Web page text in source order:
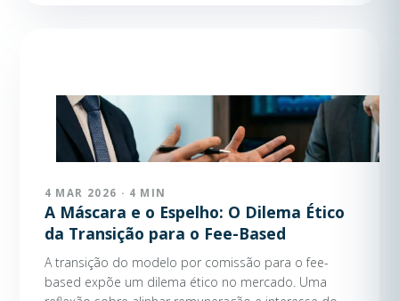
4 MAR 2026 · 4 MIN
A Máscara e o Espelho: O Dilema Ético
da Transição para o Fee-Based
A transição do modelo por comissão para o fee-
based expõe um dilema ético no mercado. Uma